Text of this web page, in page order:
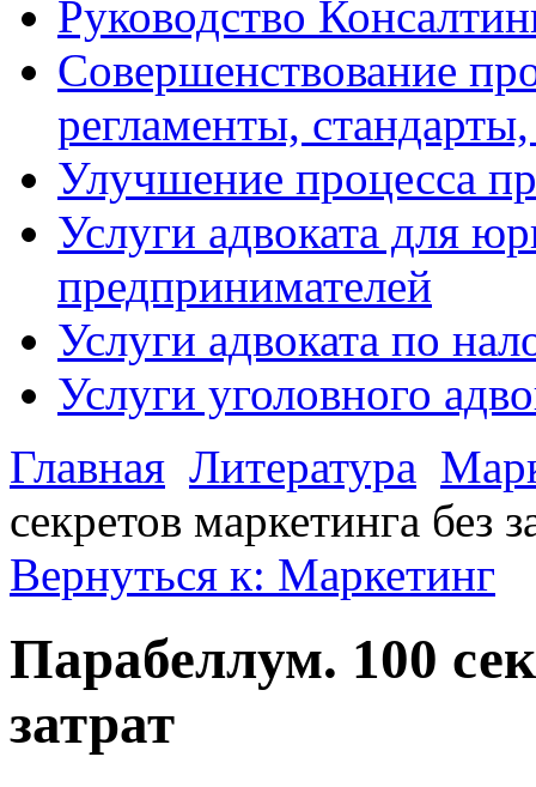
Руководство
Совершенствование
регламенты,
Улучшение процесса
Услуги адвоката для
предпринимателей
Услуги адвоката по
Услуги уголовного
Главная Литература
секретов маркетинга без
Вернуться к: Маркетинг
Парабеллум. 100
затрат